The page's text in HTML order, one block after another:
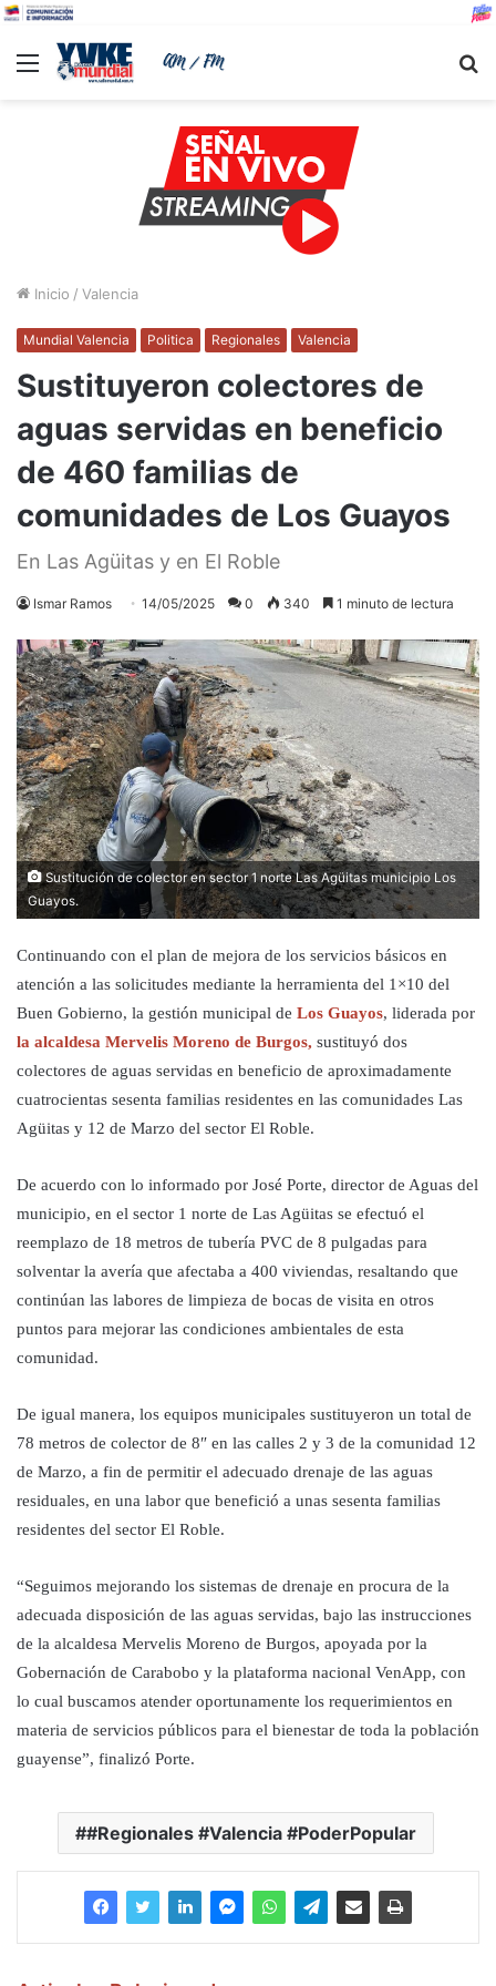
Menu
Inicio / Valencia
Mundial Valencia Politica Regionales Valencia
Sustituyeron colectores de
aguas servidas en beneficio
de 460 familias de
comunidades de Los Guayos
En Las Agüitas y en El Roble
Ismar Ramos 14/05/2025 0 340 1 minuto de lectura
Sustitución de colector en sector 1 norte Las Agüitas municipio Los
Guayos.
Continuando con el plan de mejora de los servicios básicos en
atención a las solicitudes mediante la herramienta del 1×10 del
Buen Gobierno, la gestión municipal de Los Guayos, liderada por
la alcaldesa Mervelis Moreno de Burgos, sustituyó dos
colectores de aguas servidas en beneficio de aproximadamente
cuatrocientas sesenta familias residentes en las comunidades Las
Agüitas y 12 de Marzo del sector El Roble.
De acuerdo con lo informado por José Porte, director de Aguas del
municipio, en el sector 1 norte de Las Agüitas se efectuó el
reemplazo de 18 metros de tubería PVC de 8 pulgadas para
solventar la avería que afectaba a 400 viviendas, resaltando que
continúan las labores de limpieza de bocas de visita en otros
puntos para mejorar las condiciones ambientales de esta
comunidad.
De igual manera, los equipos municipales sustituyeron un total de
78 metros de colector de 8″ en las calles 2 y 3 de la comunidad 12
de Marzo, a fin de permitir el adecuado drenaje de las aguas
residuales, en una labor que benefició a unas sesenta familias
residentes del sector El Roble.
“Seguimos mejorando los sistemas de drenaje en procura de la
adecuada disposición de las aguas servidas, bajo las instrucciones
de la alcaldesa Mervelis Moreno de Burgos, apoyada por la
Gobernación de Carabobo y la plataforma nacional VenApp, con
lo cual buscamos atender oportunamente los requerimientos en
materia de servicios públicos para el bienestar de toda la población
guayense”, finalizó Porte.
#Regionales #Valencia #PoderPopular